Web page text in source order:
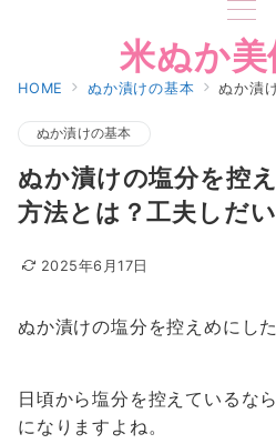
米ぬか
HOME ぬか漬けの基本 ぬか漬けの塩分
ぬか漬けの基本
ぬか漬けの塩分を控
方法とは？工夫しだ
2025年6月17日
ぬか漬けの塩分を控えめにし
日頃から塩分を控えているな
になりますよね。